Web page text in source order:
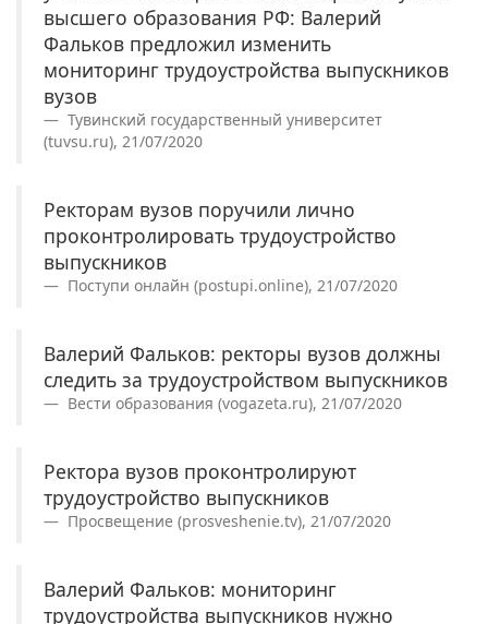
высшего образования РФ: Валерий
Фальков предложил изменить
мониторинг трудоустройства выпускников
вузов
Тувинский государственный университет
(tuvsu.ru), 21/07/2020
Ректорам вузов поручили лично
проконтролировать трудоустройство
выпускников
Поступи онлайн (postupi.online), 21/07/2020
Валерий Фальков: ректоры вузов должны
следить за трудоустройством выпускников
Вести образования (vogazeta.ru), 21/07/2020
Ректора вузов проконтролируют
трудоустройство выпускников
Просвещение (prosveshenie.tv), 21/07/2020
Валерий Фальков: мониторинг
трудоустройства выпускников нужно